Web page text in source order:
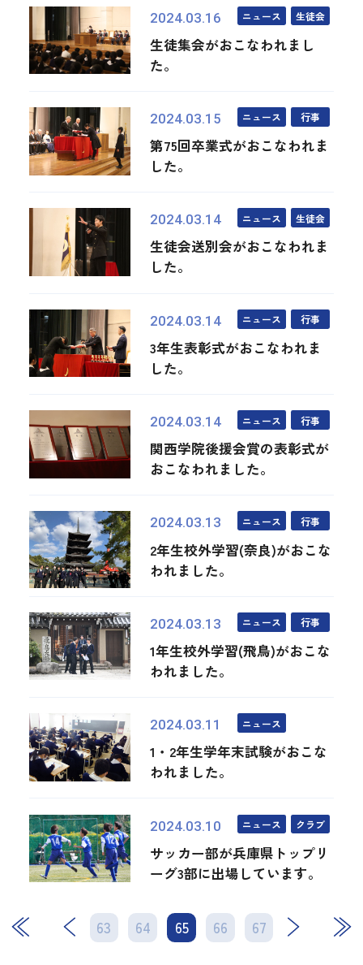
2024.03.16 ニュース 生徒会
生徒集会がおこなわれまし
た。
2024.03.15 ニュース 行事
第75回卒業式がおこなわれま
した。
2024.03.14 ニュース 生徒会
生徒会送別会がおこなわれま
した。
2024.03.14 ニュース 行事
3年生表彰式がおこなわれま
した。
2024.03.14 ニュース 行事
関西学院後援会賞の表彰式が
おこなわれました。
2024.03.13 ニュース 行事
2年生校外学習(奈良)がおこな
われました。
2024.03.13 ニュース 行事
1年生校外学習(飛鳥)がおこな
われました。
2024.03.11 ニュース
1・2年生学年末試験がおこな
われました。
2024.03.10 ニュース クラブ
サッカー部が兵庫県トップリ
ーグ3部に出場しています。
63 64 65 66 67
次 最後